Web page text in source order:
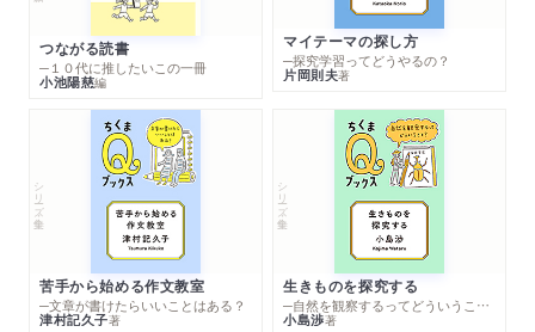
つながる読書
─１０代に推したいこの一冊
小池陽慈編
マイテーマの探し方
─探究学習ってどうやるの？
片岡則夫著
シリーズ・全集
苦手から始める作文教室
─文章が書けたらいいことはある？
津村記久子著
シリーズ・全集
生きものを探究する
─自然を観察するってどういうこと？
小島渉著